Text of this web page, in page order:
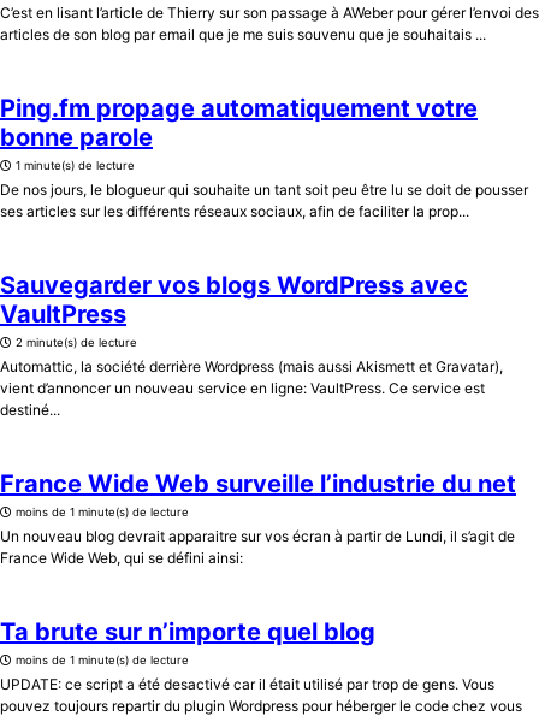
C’est en lisant l’article de Thierry sur son passage à AWeber pour gérer l’envoi des
articles de son blog par email que je me suis souvenu que je souhaitais ...
Ping.fm propage automatiquement votre
bonne parole
1 minute(s) de lecture
De nos jours, le blogueur qui souhaite un tant soit peu être lu se doit de pousser
ses articles sur les différents réseaux sociaux, afin de faciliter la prop...
Sauvegarder vos blogs WordPress avec
VaultPress
2 minute(s) de lecture
Automattic, la société derrière Wordpress (mais aussi Akismett et Gravatar),
vient d’annoncer un nouveau service en ligne: VaultPress. Ce service est
destiné...
France Wide Web surveille l’industrie du net
moins de 1 minute(s) de lecture
Un nouveau blog devrait apparaitre sur vos écran à partir de Lundi, il s’agit de
France Wide Web, qui se défini ainsi:
Ta brute sur n’importe quel blog
moins de 1 minute(s) de lecture
UPDATE: ce script a été desactivé car il était utilisé par trop de gens. Vous
pouvez toujours repartir du plugin Wordpress pour héberger le code chez vous